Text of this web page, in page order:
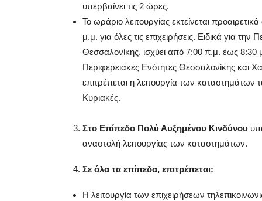
υπερβαίνει τις 2 ώρες.
Το ωράριο λειτουργίας εκτείνεται
μ.μ. για όλες τις επιχειρήσεις. Ειδικά για την
Θεσσαλονίκης, ισχύει από 7:00 π.μ. έως 8:30
Περιφερειακές Ενότητες Θεσσαλονίκης και
επιτρέπεται η λειτουργία των καταστημάτων
Κυριακές.
Στο Επίπεδο Πολύ Αυξημένου Κινδύνου
αναστολή λειτουργίας των καταστημάτων.
Σε όλα τα επίπεδα, επιτρέπεται:
Η λειτουργία των επιχειρήσεων